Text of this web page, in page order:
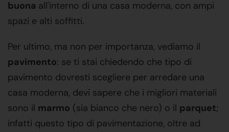
buona all'interno di una casa moderna, con ampi
spazi e alti soffitti.
Per ultimo, ma non per importanza, vediamo il
pavimento: se ti stai chiedendo che tipo di
pavimento dovresti scegliere per arredare una
casa moderna, devi sapere che i migliori materiali
sono il marmo (sia bianco che nero) o il parquet;
infatti questo tipo di pavimentazione, oltre ad